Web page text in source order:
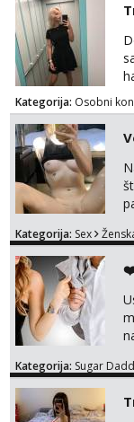
Kategorija: Osobni
Kategorija: Sex
Kategorija: Sugar